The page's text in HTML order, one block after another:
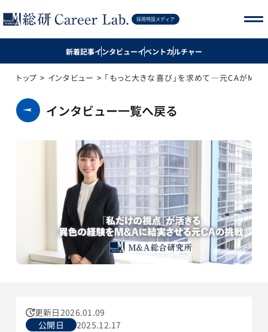
採用特設メディア
新着記事インタビューイベントカルチャー
新着記事
カルチャー
採用サイト
トップ> インタビュー > 「もっと大きな喜び」を求めて―元CAが
インタビュー一覧へ戻る
更新日2026.01.09
公開日
2025.12.17